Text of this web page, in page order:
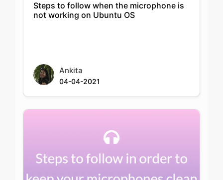
Steps to follow when the microphone is
not working on Ubuntu OS
Ankita
04-04-2021